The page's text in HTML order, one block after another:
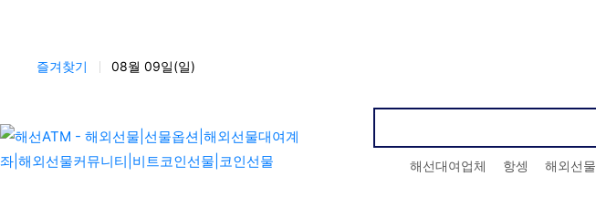
상단 네비
즐겨찾기 08월 09일(일)
인기검색어
해선대여업체 항셍 해외선물